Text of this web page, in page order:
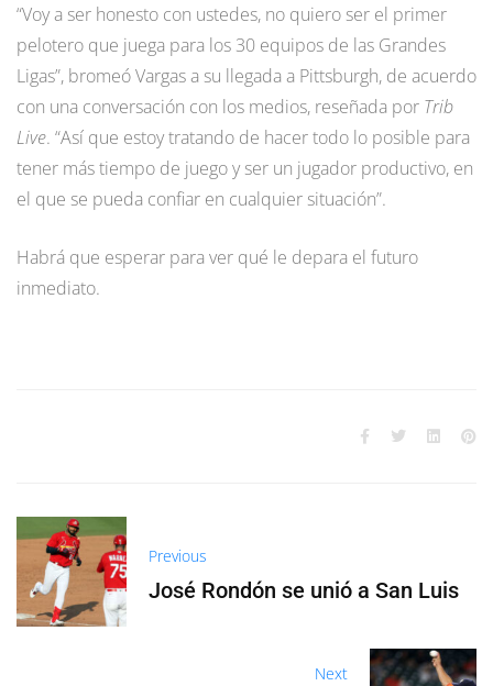
“Voy a ser honesto con ustedes, no quiero ser el primer
pelotero que juega para los 30 equipos de las Grandes
Ligas”, bromeó Vargas a su llegada a Pittsburgh, de acuerdo
con una conversación con los medios, reseñada por Trib
Live. “Así que estoy tratando de hacer todo lo posible para
tener más tiempo de juego y ser un jugador productivo, en
el que se pueda confiar en cualquier situación”.
Habrá que esperar para ver qué le depara el futuro
inmediato.
Previous
José Rondón se unió a San Luis
Next